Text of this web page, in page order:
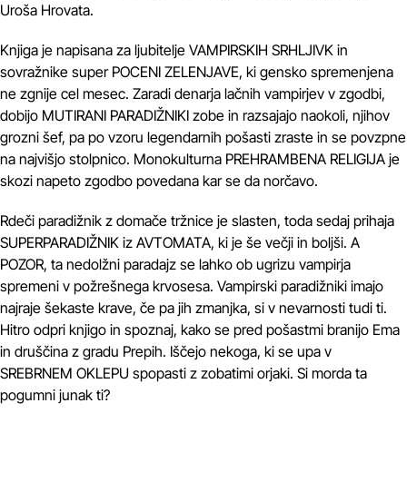
Uroša Hrovata.
Knjiga je napisana za ljubitelje VAMPIRSKIH SRHLJIVK in
sovražnike super POCENI ZELENJAVE, ki gensko spremenjena
ne zgnije cel mesec. Zaradi denarja lačnih vampirjev v zgodbi,
dobijo MUTIRANI PARADIŽNIKI zobe in razsajajo naokoli, njihov
grozni šef, pa po vzoru legendarnih pošasti zraste in se povzpne
na najvišjo stolpnico. Monokulturna PREHRAMBENA RELIGIJA je
skozi napeto zgodbo povedana kar se da norčavo.
Rdeči paradižnik z domače tržnice je slasten, toda sedaj prihaja
SUPERPARADIŽNIK iz AVTOMATA, ki je še večji in boljši. A
POZOR, ta nedolžni paradajz se lahko ob ugrizu vampirja
spremeni v požrešnega krvosesa. Vampirski paradižniki imajo
najraje šekaste krave, če pa jih zmanjka, si v nevarnosti tudi ti.
Hitro odpri knjigo in spoznaj, kako se pred pošastmi branijo Ema
in druščina z gradu Prepih. Iščejo nekoga, ki se upa v
SREBRNEM OKLEPU spopasti z zobatimi orjaki. Si morda ta
pogumni junak ti?